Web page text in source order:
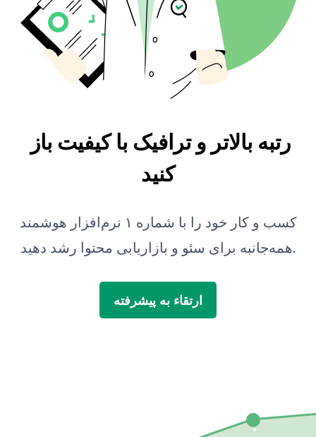
مترجم
پیش‌نمایش اسنیپت
ایده‌پرداز پست وبلاگ
کنید
کسب و کار خود را با شماره ۱ نرم‌افزار هوشمند
همه‌جانبه برای سئو و بازاریابی محتوا رشد دهید.
ارتقاء به پیشرفته